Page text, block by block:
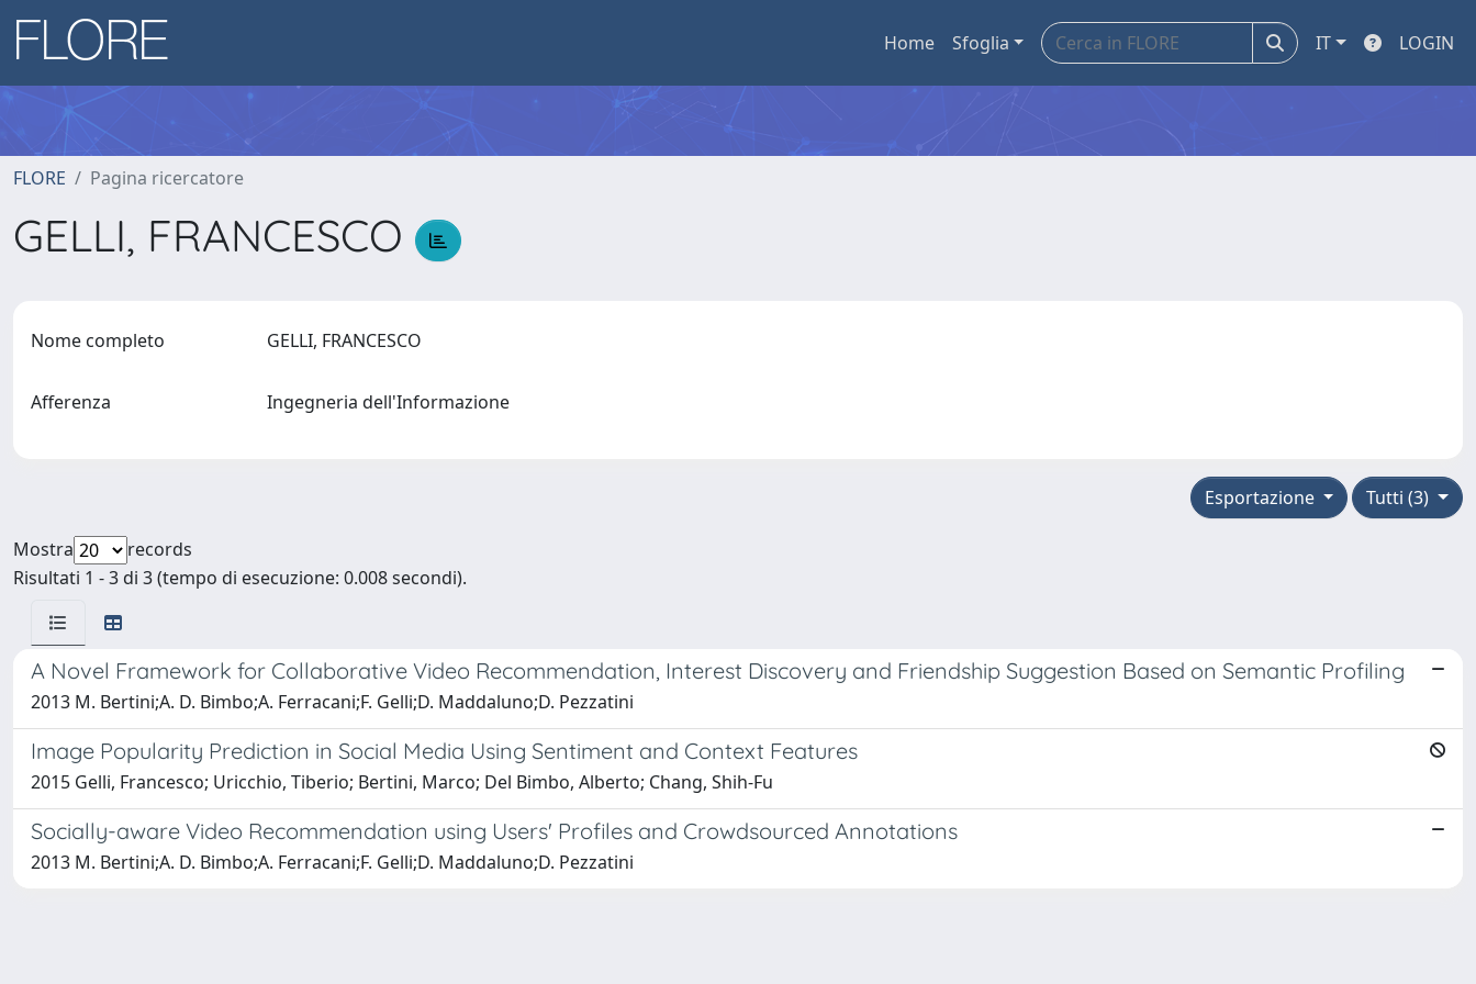
Home Sfoglia IT LOGIN
FLORE Pagina ricercatore
GELLI, FRANCESCO
Nome completo GELLI, FRANCESCO
Afferenza Ingegneria dell'Informazione
Tutti (3)
Esportazione
Mostra
records
Risultati 1 - 3 di 3 (tempo di esecuzione: 0.008 secondi).
A Novel Framework for Collaborative Video Recommendation, Interest Discovery and Friendship Suggestion Based on Semantic Profiling
2013 M. Bertini;A. D. Bimbo;A. Ferracani;F. Gelli;D. Maddaluno;D. Pezzatini
Image Popularity Prediction in Social Media Using Sentiment and Context Features
2015 Gelli, Francesco; Uricchio, Tiberio; Bertini, Marco; Del Bimbo, Alberto; Chang, Shih-Fu
Socially-aware Video Recommendation using Users' Profiles and Crowdsourced Annotations
2013 M. Bertini;A. D. Bimbo;A. Ferracani;F. Gelli;D. Maddaluno;D. Pezzatini